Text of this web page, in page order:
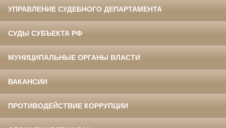
УПРАВЛЕНИЕ СУДЕБНОГО ДЕПАРТАМЕНТА
СУДЫ СУБЪЕКТА РФ
МУНИЦИПАЛЬНЫЕ ОРГАНЫ ВЛАСТИ
ВАКАНСИИ
ПРОТИВОДЕЙСТВИЕ КОРРУПЦИИ